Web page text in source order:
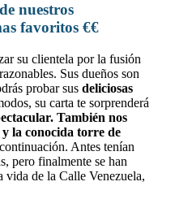
nuestros
favoritos €€
su clientela por la fusión
Sus dueños son
probar sus deliciosas
su carta te sorprenderá
También nos
la conocida torre de
Antes tenían
pero finalmente se han
de la Calle Venezuela,